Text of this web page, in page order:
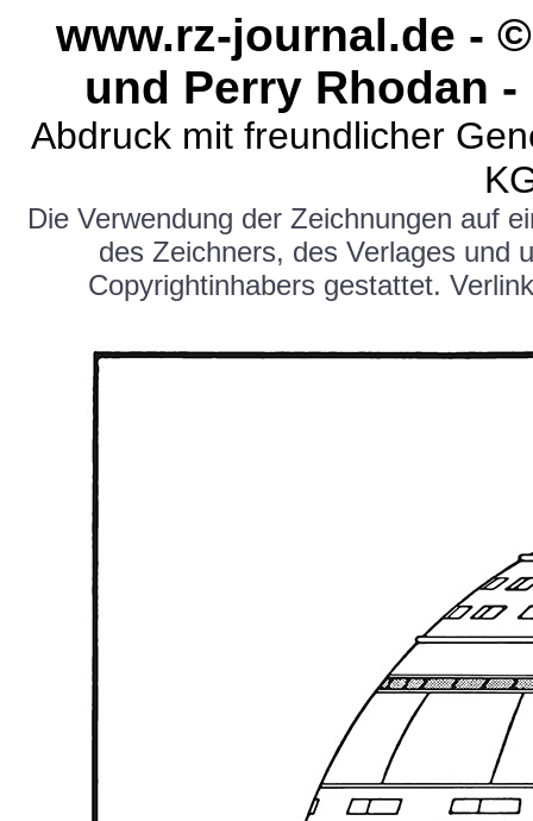
www.rz-journal.de -
und Perry Rhodan
Abdruck mit freundlicher
Die Verwendung der Zeichnungen auf
des Zeichners, des Verlages und
Copyrightinhabers gestattet.